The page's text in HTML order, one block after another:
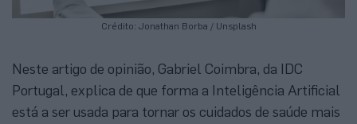
Crédito: Jonathan Borba / Unsplash
Neste artigo de opinião, Gabriel Coimbra, da IDC
Portugal, explica de que forma a Inteligência Artificial
está a ser usada para tornar os cuidados de saúde mais